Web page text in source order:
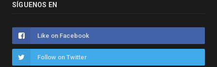
SÍGUENOS EN
Like on Facebook
Follow on Twitter